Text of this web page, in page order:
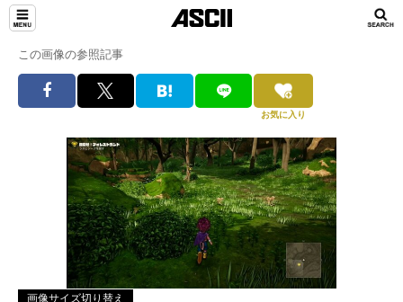
この画像の参照記事
お気に入り
画像サイズ切り替え